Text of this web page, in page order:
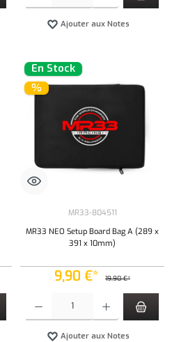
Ajouter aux Notes
En Stock
%
MR33-804511
MR33 NEO Setup Board Bag A (289 x
391 x 10mm)
9,90 €* 19,90 €*
Ajouter aux Notes